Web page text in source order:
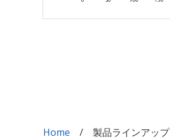
Home 製品ラインアップ